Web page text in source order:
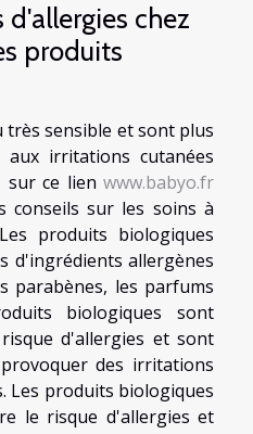
d'allergies chez
produits
très sensible et sont plus
irritations cutanées
sur ce lien www.babyo.fr
conseils sur les soins à
produits biologiques
d'ingrédients allergènes
parabènes, les parfums
biologiques sont
d'allergies et sont
des irritations
Les produits biologiques
le risque d'allergies et